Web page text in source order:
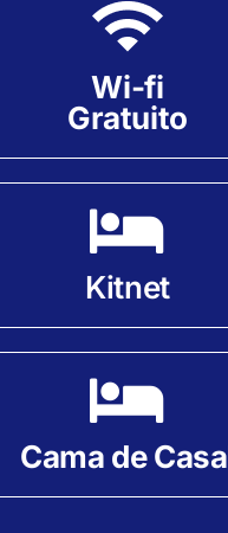
Wi-fi
Gratuito
Kitnet
Cama de